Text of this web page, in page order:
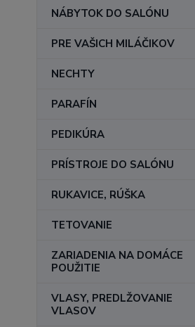
NÁBYTOK DO SALÓNU
PRE VAŠICH MILÁČIKOV
NECHTY
PARAFÍN
PEDIKÚRA
PRÍSTROJE DO SALÓNU
RUKAVICE, RÚŠKA
TETOVANIE
ZARIADENIA NA DOMÁCE
POUŽITIE
VLASY, PREDLŽOVANIE
VLASOV